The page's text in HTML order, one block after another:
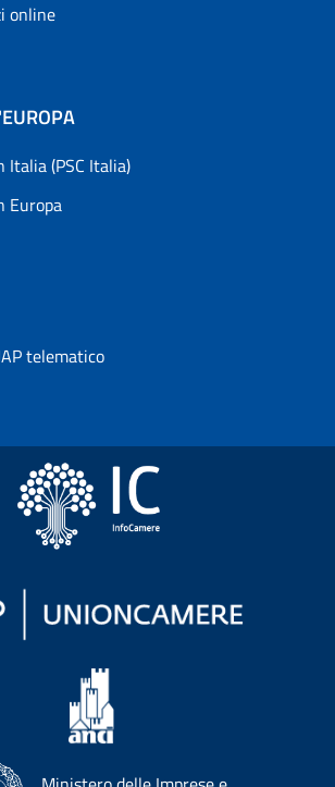
online
Italia (PSC Italia)
Europa
telematico